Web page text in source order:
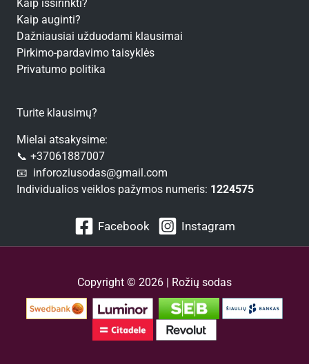
Kaip išsirinkti?
Kaip auginti?
Dažniausiai užduodami klausimai
Pirkimo-pardavimo taisyklės
Privatumo politika
Turite klausimų?
Mielai atsakysime:
📞 +37061887007
📧 inforoziusodas@gmail.com
Individualios veiklos pažymos numeris: 1224575
Facebook Instagram
Copyright © 2026 | Rožių sodas